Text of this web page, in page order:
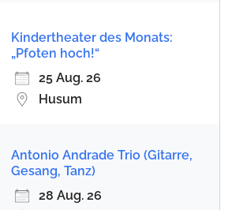
Kindertheater des Monats:
„Pfoten hoch!“
25 Aug. 26
Husum
Antonio Andrade Trio (Gitarre,
Gesang, Tanz)
28 Aug. 26